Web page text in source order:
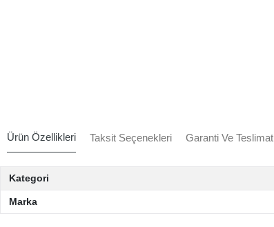
Ürün Özellikleri Taksit Seçenekleri Garanti Ve Teslimat
Kategori
Marka